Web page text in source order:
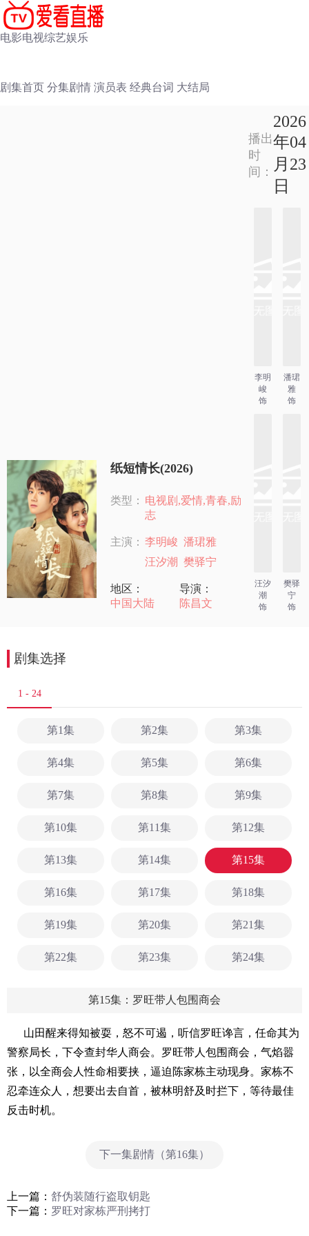
电影电视综艺娱乐
剧集首页 分集剧情 演员表 经典台词 大结局
纸短情长(2026)
类型： 电视剧,爱情,青春,励
志
主演： 李明峻 潘珺雅
汪汐潮 樊驿宁
地区：
中国大陆
导演：
陈昌文
播出
时
间：
2026
年04
月23
日
李明
峻
饰
潘珺
雅
饰
汪汐
潮
饰
樊驿
宁
饰
剧集选择
1 - 24
第1集 第2集 第3集
第4集 第5集 第6集
第7集 第8集 第9集
第10集 第11集 第12集
第13集 第14集 第15集
第16集 第17集 第18集
第19集 第20集 第21集
第22集 第23集 第24集
第15集：罗旺带人包围商会
山田醒来得知被耍，怒不可遏，听信罗旺谗言，任命其为
警察局长，下令查封华人商会。罗旺带人包围商会，气焰嚣
张，以全商会人性命相要挟，逼迫陈家栋主动现身。家栋不
忍牵连众人，想要出去自首，被林明舒及时拦下，等待最佳
反击时机。
下一集剧情（第16集）
上一篇： 舒伪装随行盗取钥匙
下一篇： 罗旺对家栋严刑拷打